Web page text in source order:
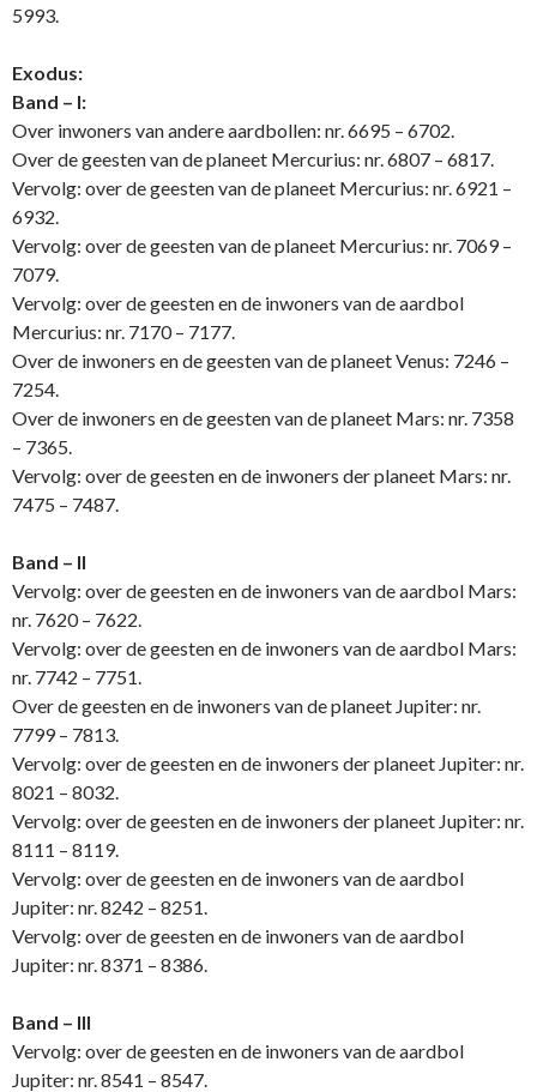
5993.
Exodus:
Band – I:
Over inwoners van andere aardbollen: nr. 6695 – 6702.
Over de geesten van de planeet Mercurius: nr. 6807 – 6817.
Vervolg: over de geesten van de planeet Mercurius: nr. 6921 –
6932.
Vervolg: over de geesten van de planeet Mercurius: nr. 7069 –
7079.
Vervolg: over de geesten en de inwoners van de aardbol
Mercurius: nr. 7170 – 7177.
Over de inwoners en de geesten van de planeet Venus: 7246 –
7254.
Over de inwoners en de geesten van de planeet Mars: nr. 7358
– 7365.
Vervolg: over de geesten en de inwoners der planeet Mars: nr.
7475 – 7487.
Band – II
Vervolg: over de geesten en de inwoners van de aardbol Mars:
nr. 7620 – 7622.
Vervolg: over de geesten en de inwoners van de aardbol Mars:
nr. 7742 – 7751.
Over de geesten en de inwoners van de planeet Jupiter: nr.
7799 – 7813.
Vervolg: over de geesten en de inwoners der planeet Jupiter: nr.
8021 – 8032.
Vervolg: over de geesten en de inwoners der planeet Jupiter: nr.
8111 – 8119.
Vervolg: over de geesten en de inwoners van de aardbol
Jupiter: nr. 8242 – 8251.
Vervolg: over de geesten en de inwoners van de aardbol
Jupiter: nr. 8371 – 8386.
Band – III
Vervolg: over de geesten en de inwoners van de aardbol
Jupiter: nr. 8541 – 8547.